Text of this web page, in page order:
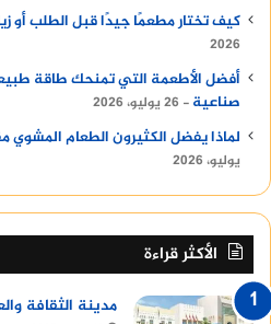
كيف تختار مطعمًا جيدًا قبل الطلب أو
2026
أفضل الأطعمة التي تمنحك طاقة
صناعية
26 يوليو، 2026
لماذا يفضل الكثيرون الطعام المشوي
يوليو، 2026
الأكثر قراءة
مدينة الثقافة